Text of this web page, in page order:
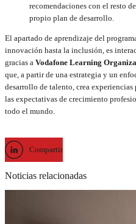
recomendaciones con el resto
propio plan de desarrollo.
El apartado de aprendizaje del
innovación hasta la inclusión, es
gracias a Vodafone Learning
que, a partir de una estrategia y un
desarrollo de talento, crea
las expectativas de crecimiento
todo el mundo.
Compartir
Noticias relacionadas